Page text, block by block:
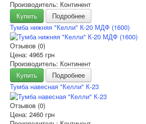
Производитель: Континент
Купить
Подробнее
Тумба нижняя "Келли" К-20 МДФ (1600)
Отзывов (0)
Цена: 4965 грн
Производитель: Континент
Купить
Подробнее
Тумба навесная "Келли" К-23
Отзывов (0)
Цена: 2460 грн